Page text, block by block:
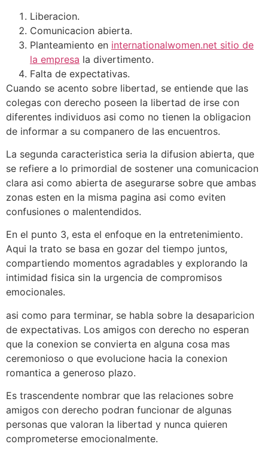
Liberacion.
Comunicacion abierta.
Planteamiento en internationalwomen.net sitio de
la empresa la divertimento.
Falta de expectativas.
Cuando se acento sobre libertad, se entiende que las
colegas con derecho poseen la libertad de irse con
diferentes individuos asi­ como no tienen la obligacion
de informar a su companero de las encuentros.
La segunda caracteristica seri­a la difusion abierta, que
se refiere a lo primordial de sostener una comunicacion
clara asi­ como abierta de asegurarse sobre que ambas
zonas esten en la misma pagina asi­ como eviten
confusiones o malentendidos.
En el punto 3, esta el enfoque en la entretenimiento.
Aqui la trato se basa en gozar del tiempo juntos,
compartiendo momentos agradables y explorando la
intimidad fisica sin la urgencia de compromisos
emocionales.
asi­ como para terminar, se habla sobre la desaparicion
de expectativas. Los amigos con derecho no esperan
que la conexion se convierta en alguna cosa mas
ceremonioso o que evolucione hacia la conexion
romantica a generoso plazo.
Es trascendente nombrar que las relaciones sobre
amigos con derecho podran funcionar de algunas
personas que valoran la libertad y nunca quieren
comprometerse emocionalmente.